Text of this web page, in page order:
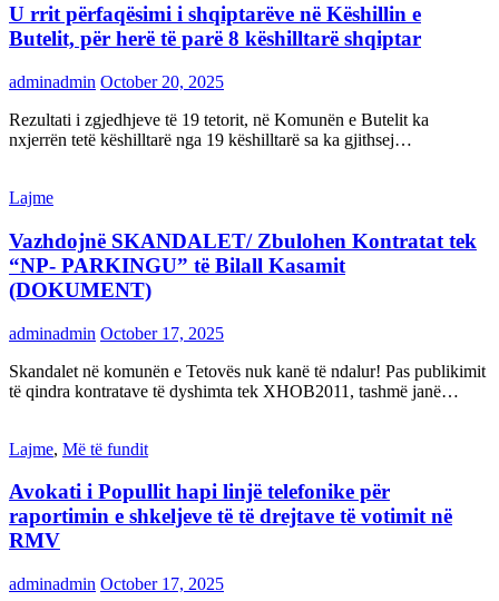
U rrit përfaqësimi i shqiptarëve në Këshillin e
Butelit, për herë të parë 8 këshilltarë shqiptar
adminadmin October 20, 2025
Rezultati i zgjedhjeve të 19 tetorit, në Komunën e Butelit ka
nxjerrën tetë këshilltarë nga 19 këshilltarë sa ka gjithsej…
Lajme
Vazhdojnë SKANDALET/ Zbulohen Kontratat tek
“NP- PARKINGU” të Bilall Kasamit
(DOKUMENT)
adminadmin October 17, 2025
Skandalet në komunën e Tetovës nuk kanë të ndalur! Pas publikimit
të qindra kontratave të dyshimta tek XHOB2011, tashmë janë…
Lajme, Më të fundit
Avokati i Popullit hapi linjë telefonike për
raportimin e shkeljeve të të drejtave të votimit në
RMV
adminadmin October 17, 2025